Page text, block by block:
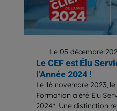
Le 05 décembre
Le CEF est Élu
l’Année 2024 !
Le 16 novembre 2023,
Formation a été Élu
2024*. Une distinction